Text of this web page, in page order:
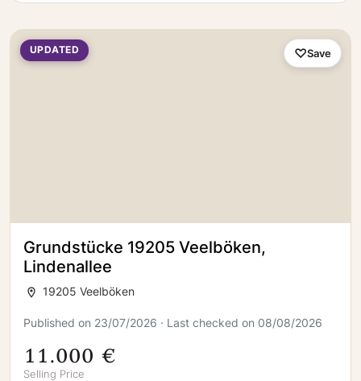
UPDATED
Grundstücke 19205 Veelböken,
Lindenallee
19205 Veelböken
Published on 23/07/2026 · Last checked on 08/08/2026
11.000 €
Selling Price
Save